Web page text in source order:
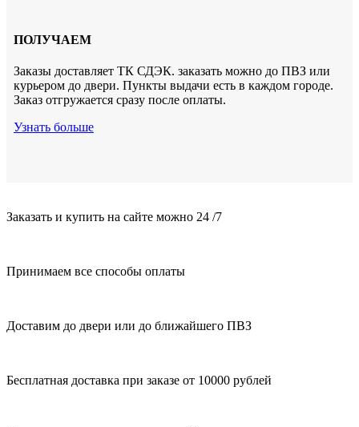
ПОЛУЧАЕМ
Заказы доставляет ТК СДЭК. заказать можно до ПВЗ или
курьером до двери. Пункты выдачи есть в каждом городе.
Заказ отгружается сразу после оплаты.
Узнать больше
Заказать и купить на сайте можно 24 /7
Принимаем все способы оплаты
Доставим до двери или до ближайшего ПВЗ
Бесплатная доставка при заказе от 10000 рублей